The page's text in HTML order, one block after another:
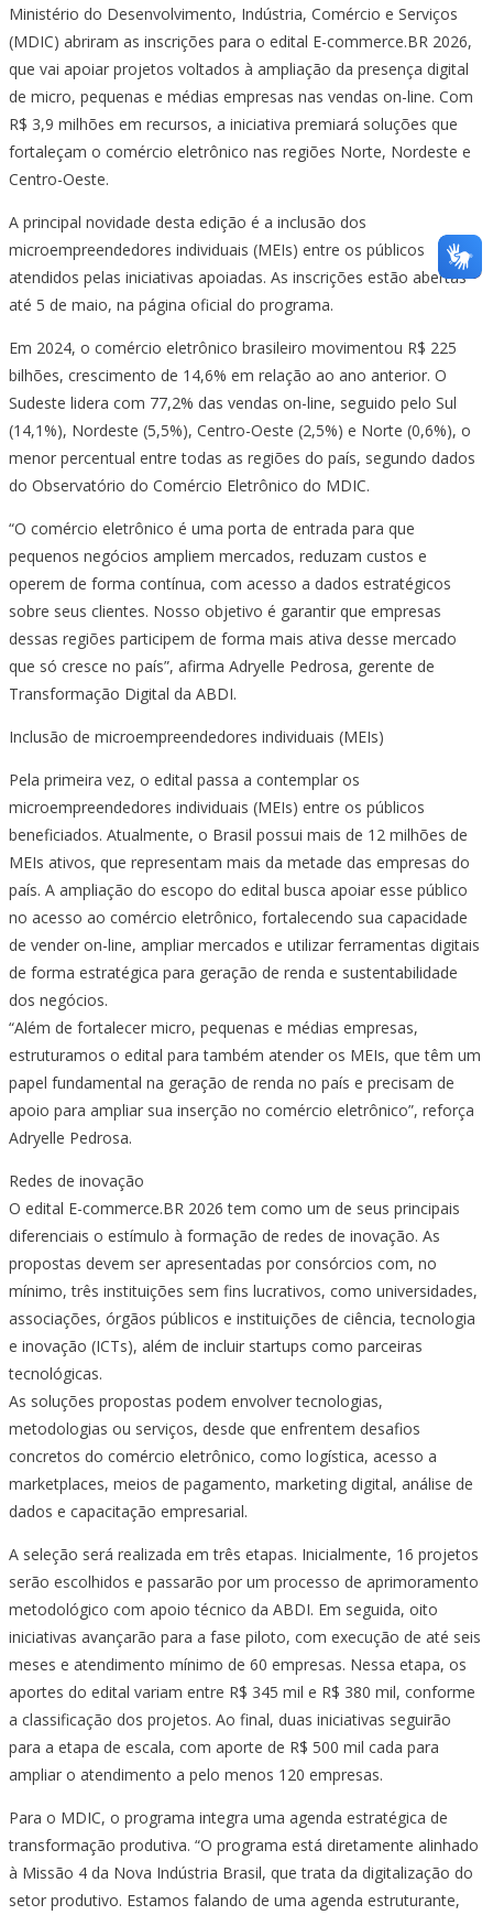
Ministério do Desenvolvimento, Indústria, Comércio e Serviços
(MDIC) abriram as inscrições para o edital E-commerce.BR 2026,
que vai apoiar projetos voltados à ampliação da presença digital
de micro, pequenas e médias empresas nas vendas on-line. Com
R$ 3,9 milhões em recursos, a iniciativa premiará soluções que
fortaleçam o comércio eletrônico nas regiões Norte, Nordeste e
Centro-Oeste.
A principal novidade desta edição é a inclusão dos
microempreendedores individuais (MEIs) entre os públicos
atendidos pelas iniciativas apoiadas. As inscrições estão abertas
até 5 de maio, na página oficial do programa.
Em 2024, o comércio eletrônico brasileiro movimentou R$ 225
bilhões, crescimento de 14,6% em relação ao ano anterior. O
Sudeste lidera com 77,2% das vendas on-line, seguido pelo Sul
(14,1%), Nordeste (5,5%), Centro-Oeste (2,5%) e Norte (0,6%), o
menor percentual entre todas as regiões do país, segundo dados
do Observatório do Comércio Eletrônico do MDIC.
“O comércio eletrônico é uma porta de entrada para que
pequenos negócios ampliem mercados, reduzam custos e
operem de forma contínua, com acesso a dados estratégicos
sobre seus clientes. Nosso objetivo é garantir que empresas
dessas regiões participem de forma mais ativa desse mercado
que só cresce no país”, afirma Adryelle Pedrosa, gerente de
Transformação Digital da ABDI.
Inclusão de microempreendedores individuais (MEIs)
Pela primeira vez, o edital passa a contemplar os
microempreendedores individuais (MEIs) entre os públicos
beneficiados. Atualmente, o Brasil possui mais de 12 milhões de
MEIs ativos, que representam mais da metade das empresas do
país. A ampliação do escopo do edital busca apoiar esse público
no acesso ao comércio eletrônico, fortalecendo sua capacidade
de vender on-line, ampliar mercados e utilizar ferramentas digitais
de forma estratégica para geração de renda e sustentabilidade
dos negócios.
“Além de fortalecer micro, pequenas e médias empresas,
estruturamos o edital para também atender os MEIs, que têm um
papel fundamental na geração de renda no país e precisam de
apoio para ampliar sua inserção no comércio eletrônico”, reforça
Adryelle Pedrosa.
Redes de inovação
O edital E-commerce.BR 2026 tem como um de seus principais
diferenciais o estímulo à formação de redes de inovação. As
propostas devem ser apresentadas por consórcios com, no
mínimo, três instituições sem fins lucrativos, como universidades,
associações, órgãos públicos e instituições de ciência, tecnologia
e inovação (ICTs), além de incluir startups como parceiras
tecnológicas.
As soluções propostas podem envolver tecnologias,
metodologias ou serviços, desde que enfrentem desafios
concretos do comércio eletrônico, como logística, acesso a
marketplaces, meios de pagamento, marketing digital, análise de
dados e capacitação empresarial.
A seleção será realizada em três etapas. Inicialmente, 16 projetos
serão escolhidos e passarão por um processo de aprimoramento
metodológico com apoio técnico da ABDI. Em seguida, oito
iniciativas avançarão para a fase piloto, com execução de até seis
meses e atendimento mínimo de 60 empresas. Nessa etapa, os
aportes do edital variam entre R$ 345 mil e R$ 380 mil, conforme
a classificação dos projetos. Ao final, duas iniciativas seguirão
para a etapa de escala, com aporte de R$ 500 mil cada para
ampliar o atendimento a pelo menos 120 empresas.
Para o MDIC, o programa integra uma agenda estratégica de
transformação produtiva. “O programa está diretamente alinhado
à Missão 4 da Nova Indústria Brasil, que trata da digitalização do
setor produtivo. Estamos falando de uma agenda estruturante,